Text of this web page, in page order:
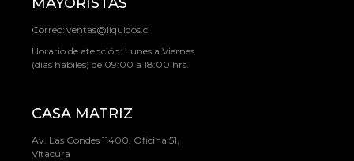
Correo: ventas@liquidos.cl
Horario de atención: Lunes a Viernes
(días hábiles) de 09:00 a 18:00 hrs.
CASA MATRIZ
Av. Las Condes 11400, Oficina 51,
Vitacura